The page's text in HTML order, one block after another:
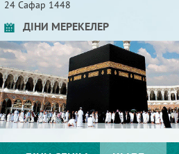
24 Сафар 1448
ДІНИ МЕРЕКЕЛЕР